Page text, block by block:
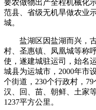
要农做物出产全程机械化
范县、省级无机旱做农业
城。
盐湖区因盐湖而兴，古
村、圣惠镇、凤凰城等称
使，遂建城驻运司，始名
城县为运城市，2000年市
个街道，230个行政村，
汉、回、苗、朝鲜、土家
1237平方公里。